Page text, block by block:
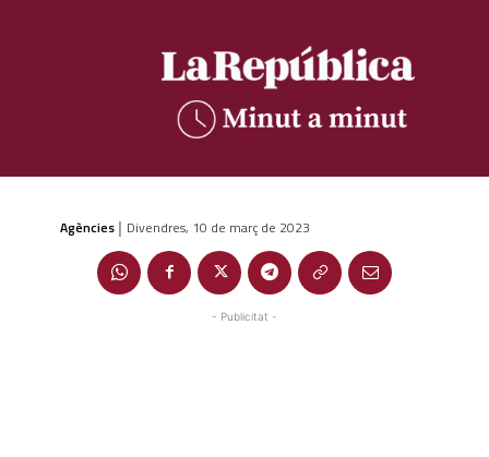
Agències | Divendres, 10 de març de 2023
- Publicitat -